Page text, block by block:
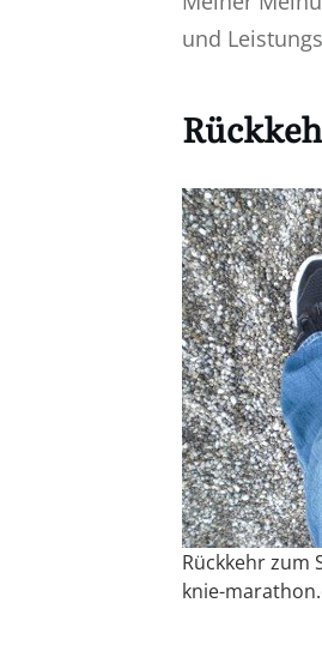
und
Rückkehr zum
knie-